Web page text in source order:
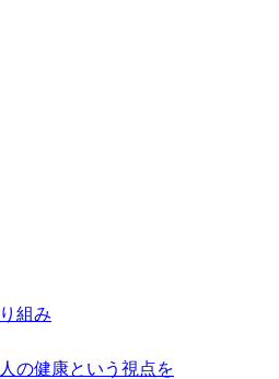
組み
の健康という視点を